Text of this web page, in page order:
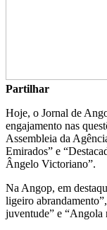
Partilhar
Hoje, o Jornal de
engajamento nas
Assembleia da
Emirados” e
Ângelo Victoriano”.
Na Angop, em
ligeiro
juventude” e “Angola